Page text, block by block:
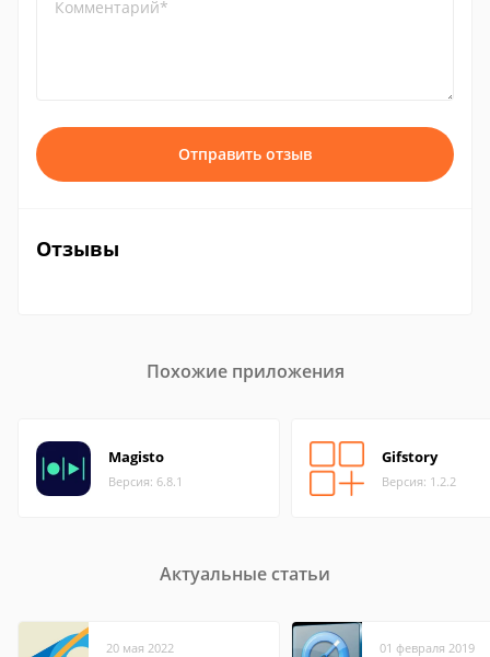
Комментарий*
Отправить отзыв
Отзывы
Похожие приложения
Magisto
Версия: 6.8.1
Gifstory
Версия: 1.2.2
Актуальные статьи
20 мая 2022 01 февраля 2019